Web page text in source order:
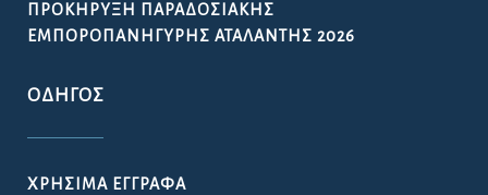
ΠΡΟΚΉΡΥΞΗ ΠΑΡΑΔΟΣΙΑΚΉΣ
ΕΜΠΟΡΟΠΑΝΉΓΥΡΗΣ ΑΤΑΛΆΝΤΗΣ 2026
ΟΔΗΓΌΣ
ΧΡΉΣΙΜΑ ΈΓΓΡΑΦΑ